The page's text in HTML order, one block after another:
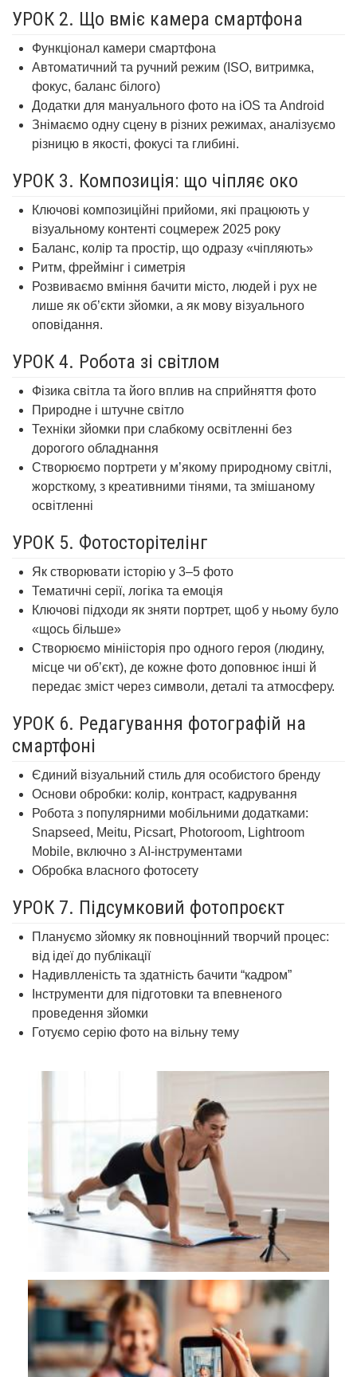
УРОК 2. Що вміє камера смартфона
Функціонал камери смартфона
Автоматичний та ручний режим (ISO, витримка,
фокус, баланс білого)
Додатки для мануального фото на iOS та Android
Знімаємо одну сцену в різних режимах, аналізуємо
різницю в якості, фокусі та глибині.
УРОК 3. Композиція: що чіпляє око
Ключові композиційні прийоми, які працюють у
візуальному контенті соцмереж 2025 року
Баланс, колір та простір, що одразу «чіпляють»
Ритм, фреймінг і симетрія
Розвиваємо вміння бачити місто, людей і рух не
лише як об’єкти зйомки, а як мову візуального
оповідання.
УРОК 4. Робота зі світлом
Фізика світла та його вплив на сприйняття фото
Природне і штучне світло
Техніки зйомки при слабкому освітленні без
дорогого обладнання
Створюємо портрети у м’якому природному світлі,
жорсткому, з креативними тінями, та змішаному
освітленні
УРОК 5. Фотосторітелінг
Як створювати історію у 3–5 фото
Тематичні серії, логіка та емоція
Ключові підходи як зняти портрет, щоб у ньому було
«щось більше»
Створюємо мініісторія про одного героя (людину,
місце чи об’єкт), де кожне фото доповнює інші й
передає зміст через символи, деталі та атмосферу.
УРОК 6. Редагування фотографій на
смартфоні
Єдиний візуальний стиль для особистого бренду
Основи обробки: колір, контраст, кадрування
Робота з популярними мобільними додатками:
Snapseed, Meitu, Picsart, Photoroom, Lightroom
Mobile, включно з АІ-інструментами
Обробка власного фотосету
УРОК 7. Підсумковий фотопроєкт
Плануємо зйомку як повноцінний творчий процес:
від ідеї до публікації
Надивлленість та здатність бачити “кадром”
Інструменти для підготовки та впевненого
проведення зйомки
Готуємо серію фото на вільну тему